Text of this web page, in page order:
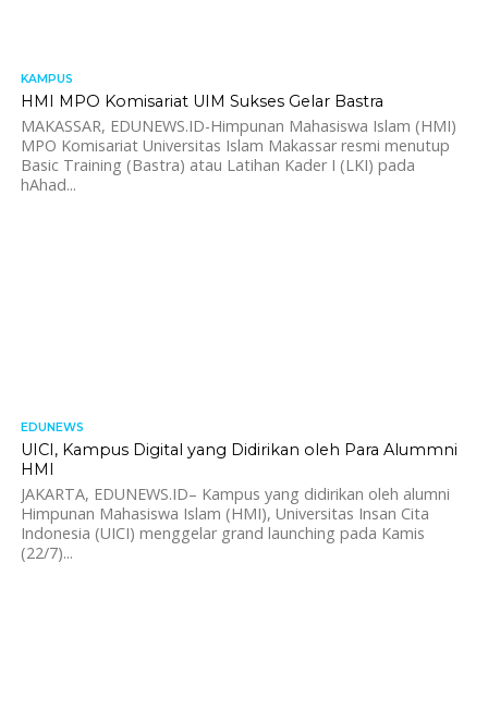
KAMPUS
HMI MPO Komisariat UIM Sukses Gelar Bastra
MAKASSAR, EDUNEWS.ID-Himpunan Mahasiswa Islam (HMI)
MPO Komisariat Universitas Islam Makassar resmi menutup
Basic Training (Bastra) atau Latihan Kader I (LKI) pada
hAhad...
EDUNEWS
UICI, Kampus Digital yang Didirikan oleh Para Alummni
HMI
JAKARTA, EDUNEWS.ID– Kampus yang didirikan oleh alumni
Himpunan Mahasiswa Islam (HMI), Universitas Insan Cita
Indonesia (UICI) menggelar grand launching pada Kamis
(22/7)...